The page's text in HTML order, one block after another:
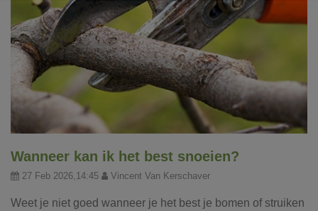
Wanneer kan ik het best snoeien?
27 Feb 2026,14:45 Vincent Van Kerschaver
Weet je niet goed wanneer je het best je bomen of struiken